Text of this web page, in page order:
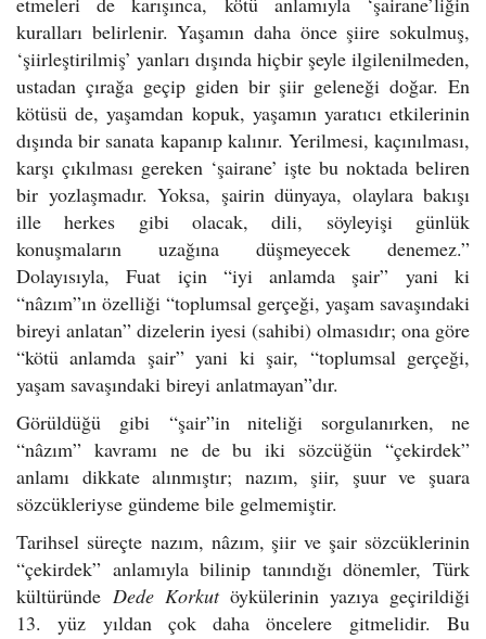
kuralları belirlenir. Yaşamın daha önce şiire sokulmuş,
‘şiirleştirilmiş’ yanları dışında hiçbir şeyle ilgilenilmeden,
ustadan çırağa geçip giden bir şiir geleneği doğar. En
kötüsü de, yaşamdan kopuk, yaşamın yaratıcı etkilerinin
dışında bir sanata kapanıp kalınır. Yerilmesi, kaçınılması,
karşı çıkılması gereken ‘şairane’ işte bu noktada beliren
bir yozlaşmadır. Yoksa, şairin dünyaya, olaylara bakışı
ille herkes gibi olacak, dili, söyleyişi günlük
konuşmaların uzağına düşmeyecek denemez.”
Dolayısıyla, Fuat için “iyi anlamda şair” yani ki
“nâzım”ın özelliği “toplumsal gerçeği, yaşam savaşındaki
bireyi anlatan” dizelerin iyesi (sahibi) olmasıdır; ona göre
“kötü anlamda şair” yani ki şair, “toplumsal gerçeği,
yaşam savaşındaki bireyi anlatmayan”dır.
Görüldüğü gibi “şair”in niteliği sorgulanırken, ne
“nâzım” kavramı ne de bu iki sözcüğün “çekirdek”
anlamı dikkate alınmıştır; nazım, şiir, şuur ve şuara
sözcükleriyse gündeme bile gelmemiştir.
Tarihsel süreçte nazım, nâzım, şiir ve şair sözcüklerinin
“çekirdek” anlamıyla bilinip tanındığı dönemler, Türk
kültüründe Dede Korkutöykülerinin yazıya geçirildiği
13. yüz yıldan çok daha öncelere gitmelidir. Bu